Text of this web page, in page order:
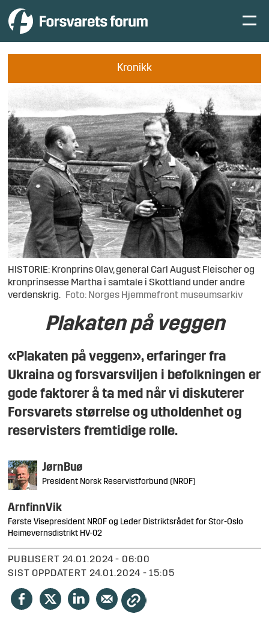
Kronikk
HISTORIE: Kronprins Olav, general Carl August Fleischer og
kronprinsesse Martha i samtale i Skottland under andre
verdenskrig.
Foto: Norges Hjemmefront museumsarkiv
Plakaten på veggen
«Plakaten på veggen», erfaringer fra
Ukraina og forsvarsviljen i befolkningen er
gode faktorer å ta med når vi diskuterer
Forsvarets størrelse og utholdenhet og
reservisters fremtidige rolle.
JørnBuø
President Norsk Reservistforbund (NROF)
ArnfinnVik
Første Visepresident NROF og Leder Distriktsrådet for Stor-Oslo
Heimevernsdistrikt HV-02
PUBLISERT
24.01.2024 - 06:00
SIST OPPDATERT
24.01.2024 - 15:05